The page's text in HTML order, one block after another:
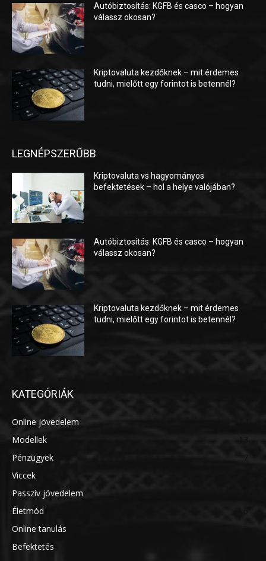
Autóbiztosítás: KGFB és casco – hogyan
válassz okosan?
Kriptovaluta kezdőknek – mit érdemes
tudni, mielőtt egy forintot is betennél?
LEGNÉPSZERŰBB
Kriptovaluta vs hagyományos
befektetések – hol a helye valójában?
Autóbiztosítás: KGFB és casco – hogyan
válassz okosan?
Kriptovaluta kezdőknek – mit érdemes
tudni, mielőtt egy forintot is betennél?
KATEGÓRIÁK
Online jövedelem
Modellek
Pénzügyek
Viccek
Passzív jövedelem
Életmód
Online tanulás
Befektetés